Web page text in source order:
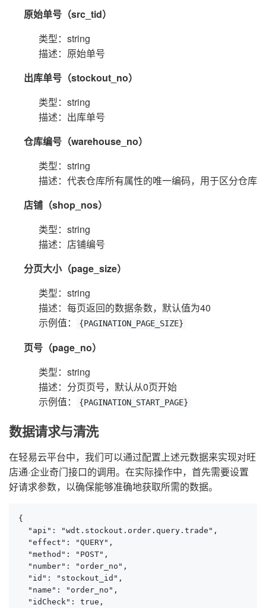
原始单号（src_tid）
类型：string
描述：原始单号
出库单号（stockout_no）
类型：string
描述：出库单号
仓库编号（warehouse_no）
类型：string
描述：代表仓库所有属性的唯一编码，用于区分仓库
店铺（shop_nos）
类型：string
描述：店铺编号
分页大小（page_size）
类型：string
描述：每页返回的数据条数，默认值为40
示例值：
{PAGINATION_PAGE_SIZE}
页号（page_no）
类型：string
描述：分页页号，默认从0页开始
示例值：
{PAGINATION_START_PAGE}
数据请求与清洗
在轻易云平台中，我们可以通过配置上述元数据来实现对旺
店通·企业奇门接口的调用。在实际操作中，首先需要设置
好请求参数，以确保能够准确地获取所需的数据。
{
  "api": "wdt.stockout.order.query.trade",
  "effect": "QUERY",
  "method": "POST",
  "number": "order_no",
  "id": "stockout_id",
  "name": "order_no",
  "idCheck": true,